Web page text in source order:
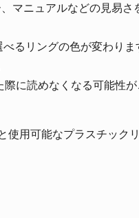
マニュアルなどの見易さ
るリングの色が変わりま
に読めなくなる可能性
使用可能なプラスチック